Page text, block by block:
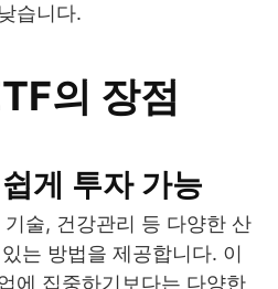
습니다.
의 장점
게 투자 가능
술, 건강관리 등 다양한 산
는 방법을 제공합니다. 이
에 집중하기보다는 다양한